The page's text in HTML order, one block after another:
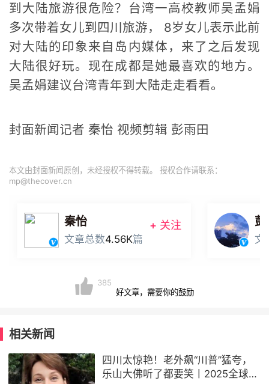
到大陆旅游很危险？台湾一高校教师吴孟娟
多次带着女儿到四川旅游， 8岁女儿表示此前
对大陆的印象来自岛内媒体，来了之后发现
大陆很好玩。现在成都是她最喜欢的地方。
吴孟娟建议台湾青年到大陆走走看看。
封面新闻记者 秦怡 视频剪辑 彭雨田
本文由封面新闻原创，未经授权不得转载。 授权合作请联系：
mp@thecover.cn
秦怡
文章总数4.56K篇
+ 关注 彭
文
385
好文章，需要你的鼓励
相关新闻
四川太惊艳！老外飙“川普”猛夸，
乐山大佛听了都要笑丨2025全球跨